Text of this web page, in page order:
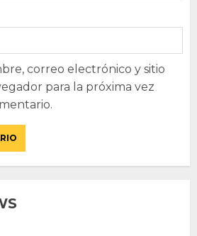
correo electrónico y sitio
para la próxima vez